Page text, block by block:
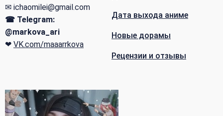
✉ ichaomilei@gmail.com
☎ Telegram:
@markova_ari
❤ VK.com/maaarrkova
Дата выхода аниме
Новые дорамы
Рецензии и отзывы